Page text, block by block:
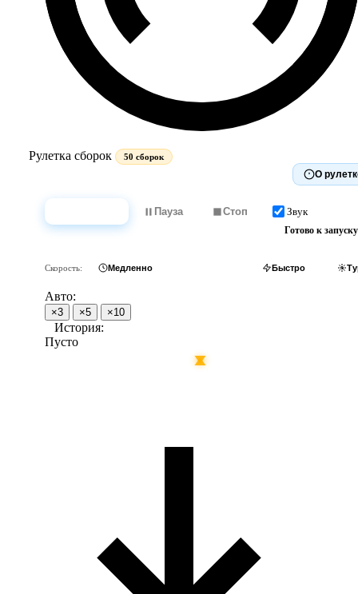
Рулетка сборок 50 сборок
О
Пауза Стоп Звук
Готово к запуску
Скорость: Медленно Быстро
Авто:
×3 ×5 ×10
История:
Пусто